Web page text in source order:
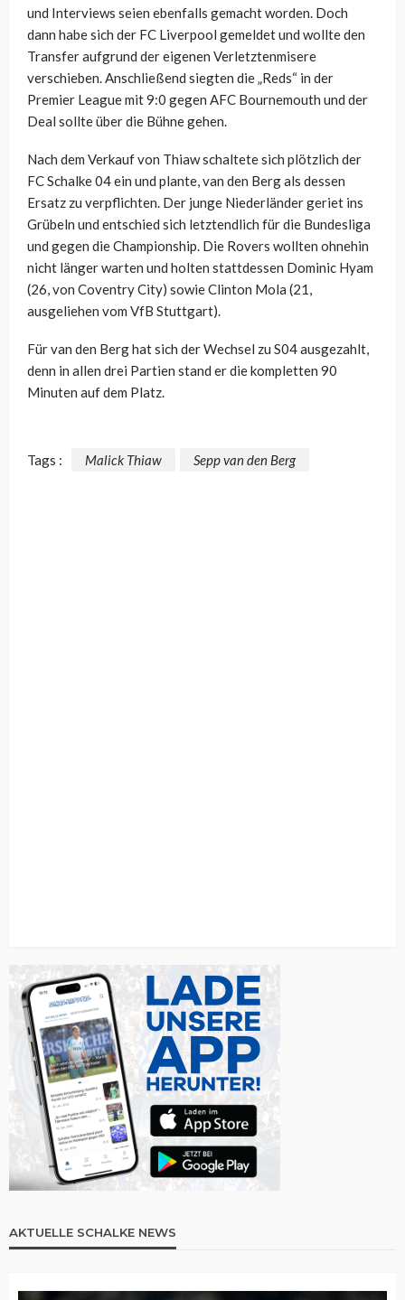
und Interviews seien ebenfalls gemacht worden. Doch
dann habe sich der FC Liverpool gemeldet und wollte den
Transfer aufgrund der eigenen Verletztenmisere
verschieben. Anschließend siegten die „Reds“ in der
Premier League mit 9:0 gegen AFC Bournemouth und der
Deal sollte über die Bühne gehen.
Nach dem Verkauf von Thiaw schaltete sich plötzlich der
FC Schalke 04 ein und plante, van den Berg als dessen
Ersatz zu verpflichten. Der junge Niederländer geriet ins
Grübeln und entschied sich letztendlich für die Bundesliga
und gegen die Championship. Die Rovers wollten ohnehin
nicht länger warten und holten stattdessen Dominic Hyam
(26, von Coventry City) sowie Clinton Mola (21,
ausgeliehen vom VfB Stuttgart).
Für van den Berg hat sich der Wechsel zu S04 ausgezahlt,
denn in allen drei Partien stand er die kompletten 90
Minuten auf dem Platz.
Tags : Malick Thiaw Sepp van den Berg
AKTUELLE SCHALKE NEWS